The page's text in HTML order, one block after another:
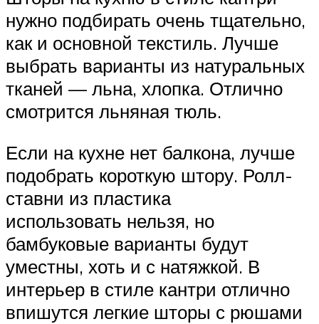
нужно подбирать очень тщательно,
как и основной текстиль. Лучше
выбрать варианты из натуральных
тканей — льна, хлопка. Отлично
смотрится льняная тюль.
Если на кухне нет балкона, лучше
подобрать короткую штору. Ролл-
ставни из пластика
использовать нельзя, но
бамбуковые варианты будут
уместны, хоть и с натяжкой. В
интерьер в стиле кантри отлично
впишутся легкие шторы с рюшами